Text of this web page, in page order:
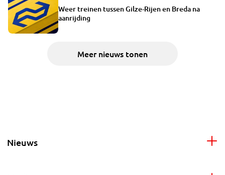
Weer treinen tussen Gilze-Rijen en Breda na
aanrijding
Meer nieuws tonen
Nieuws